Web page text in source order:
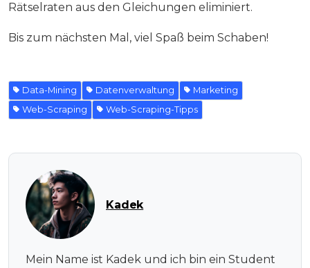
Rätselraten aus den Gleichungen eliminiert.
Bis zum nächsten Mal, viel Spaß beim Schaben!
Data-Mining Datenverwaltung
Marketing
Web-Scraping
Web-Scraping-Tipps
Kadek
Mein Name ist Kadek und ich bin ein Student